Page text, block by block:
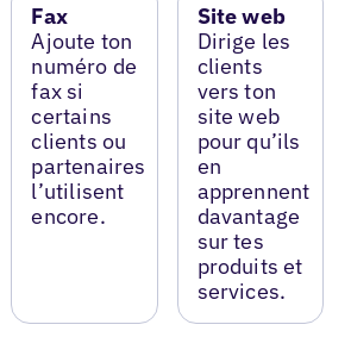
Fax
Ajoute ton
numéro de
fax si
certains
clients ou
partenaires
l’utilisent
encore.
Site web
Dirige les
clients
vers ton
site web
pour qu’ils
en
apprennent
davantage
sur tes
produits et
services.